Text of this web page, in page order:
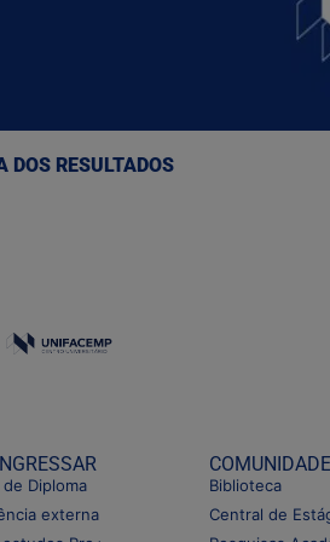
DOS RESULTADOS
Diploma
externa
COMUNIDADE
Biblioteca
Central de